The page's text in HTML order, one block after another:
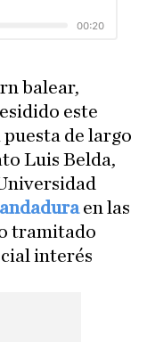
balear,
este
de largo
Luis Belda,
en las
tramitado
interés